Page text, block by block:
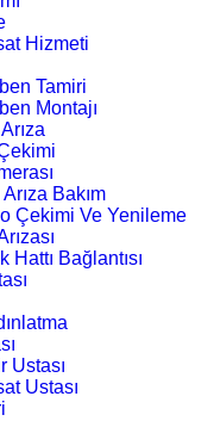
Hizmeti
Tamiri
Montajı
Bakım
Çekimi Ve Yenileme
Bağlantısı
Ustası
Ustası